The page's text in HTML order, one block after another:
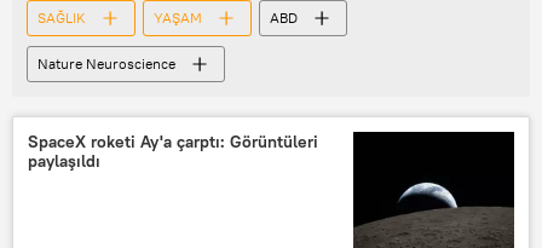
SAĞLIK YAŞAM ABD
Nature Neuroscience
SpaceX roketi Ay'a çarptı: Görüntüleri
paylaşıldı